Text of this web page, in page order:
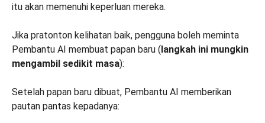
itu akan memenuhi keperluan mereka.
Jika pratonton kelihatan baik, pengguna boleh meminta
Pembantu AI membuat papan baru (langkah ini mungkin
mengambil sedikit masa):
Setelah papan baru dibuat, Pembantu AI memberikan
pautan pantas kepadanya: